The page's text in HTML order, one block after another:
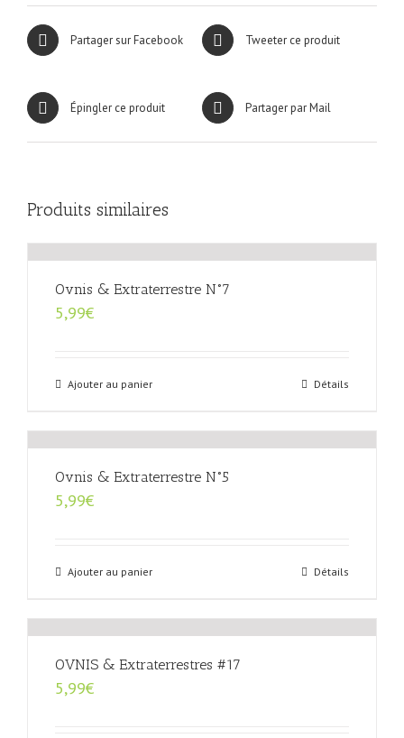
Partager sur Facebook Tweeter ce produit
Épingler ce produit Partager par Mail
Produits similaires
Ovnis & Extraterrestre N°7
5,99€
Ajouter au panier Détails
Ovnis & Extraterrestre N°5
5,99€
Ajouter au panier Détails
OVNIS & Extraterrestres #17
5,99€